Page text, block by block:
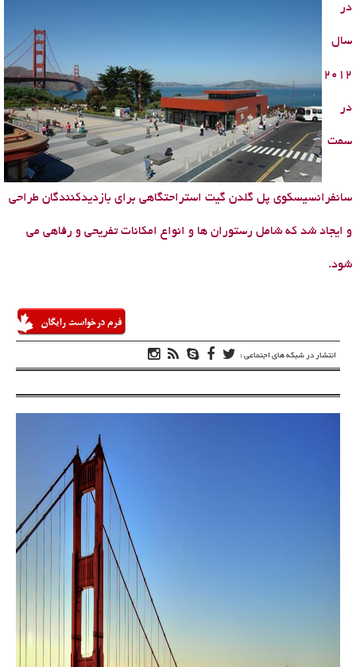
در
سال
2012
در
سمت
سانفرانسیسکوی پل گلدن گیت استراحتگاهی برای بازدیدکنندگان طراحی
و ایجاد شد که شامل رستوران ها و انواع امکانات تفریحی و رفاهی می
شود.
انتشار در شبکه های اجتماعی :